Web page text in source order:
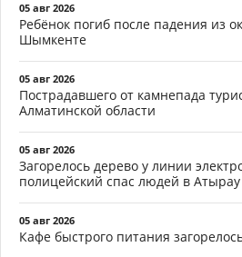
05 авг 2026
Ребёнок погиб после падения из
Шымкенте
05 авг 2026
Пострадавшего от камнепада
Алматинской области
05 авг 2026
Загорелось дерево у линии
полицейский спас людей в Атырау
05 авг 2026
Кафе быстрого питания